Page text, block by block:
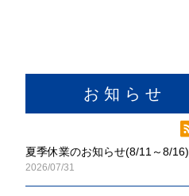
お 知 ら せ
夏季休業のお知らせ(8/11～8/16)
2026/07/31